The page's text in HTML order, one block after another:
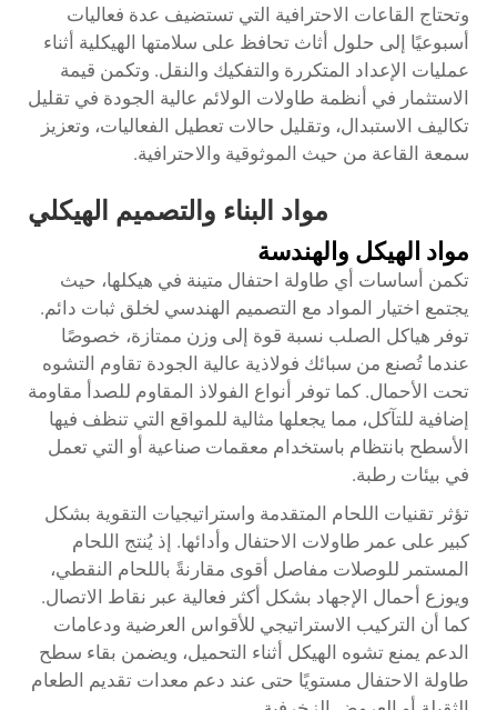
وتحتاج القاعات الاحترافية التي تستضيف عدة فعاليات
أسبوعيًا إلى حلول أثاث تحافظ على سلامتها الهيكلية أثناء
عمليات الإعداد المتكررة والتفكيك والنقل. وتكمن قيمة
الاستثمار في أنظمة طاولات الولائم عالية الجودة في تقليل
تكاليف الاستبدال، وتقليل حالات تعطيل الفعاليات، وتعزيز
سمعة القاعة من حيث الموثوقية والاحترافية.
مواد البناء والتصميم الهيكلي
مواد الهيكل والهندسة
تكمن أساسات أي طاولة احتفال متينة في هيكلها، حيث
يجتمع اختيار المواد مع التصميم الهندسي لخلق ثبات دائم.
توفر هياكل الصلب نسبة قوة إلى وزن ممتازة، خصوصًا
عندما تُصنع من سبائك فولاذية عالية الجودة تقاوم التشوه
تحت الأحمال. كما توفر أنواع الفولاذ المقاوم للصدأ مقاومة
إضافية للتآكل، مما يجعلها مثالية للمواقع التي تنظف فيها
الأسطح بانتظام باستخدام معقمات صناعية أو التي تعمل
في بيئات رطبة.
تؤثر تقنيات اللحام المتقدمة واستراتيجيات التقوية بشكل
كبير على عمر طاولات الاحتفال وأدائها. إذ يُنتج اللحام
المستمر للوصلات مفاصل أقوى مقارنةً باللحام النقطي،
ويوزع أحمال الإجهاد بشكل أكثر فعالية عبر نقاط الاتصال.
كما أن التركيب الاستراتيجي للأقواس العرضية ودعامات
الدعم يمنع تشوه الهيكل أثناء التحميل، ويضمن بقاء سطح
طاولة الاحتفال مستويًا حتى عند دعم معدات تقديم الطعام